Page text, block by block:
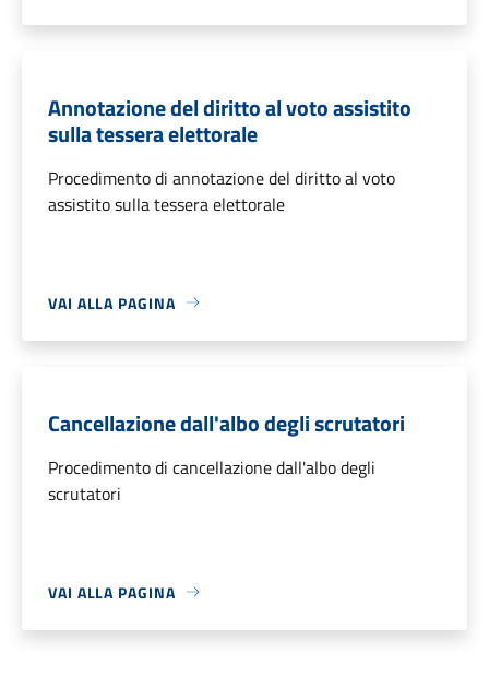
Annotazione del diritto al voto assistito
sulla tessera elettorale
Procedimento di annotazione del diritto al voto
assistito sulla tessera elettorale
VAI ALLA PAGINA
Cancellazione dall'albo degli scrutatori
Procedimento di cancellazione dall'albo degli
scrutatori
VAI ALLA PAGINA